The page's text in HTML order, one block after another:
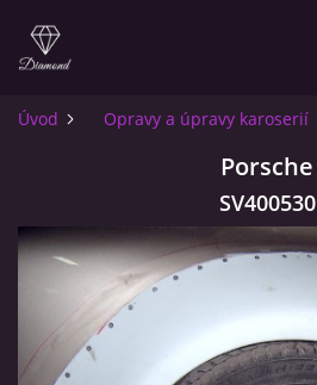
INFO PRO ZÁKAZNÍKY
KONTAKT
Úvod Opravy a úpravy karoserií
Porsche
SV400530